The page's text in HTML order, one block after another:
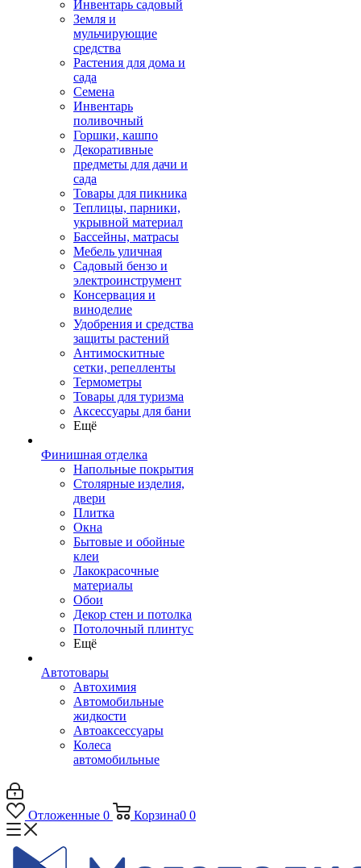
Инвентарь садовый
Земля и
мульчирующие
средства
Растения для дома и
сада
Семена
Инвентарь
поливочный
Горшки, кашпо
Декоративные
предметы для дачи и
сада
Товары для пикника
Теплицы, парники,
укрывной материал
Бассейны, матрасы
Мебель уличная
Садовый бензо и
электроинструмент
Консервация и
виноделие
Удобрения и средства
защиты растений
Антимоскитные
сетки, репелленты
Термометры
Товары для туризма
Аксессуары для бани
Ещё
Финишная отделка
Напольные покрытия
Столярные изделия,
двери
Плитка
Окна
Бытовые и обойные
клеи
Лакокрасочные
материалы
Обои
Декор стен и потолка
Потолочный плинтус
Ещё
Автотовары
Автохимия
Автомобильные
жидкости
Автоаксессуары
Колеса
автомобильные
Отложенные 0 Корзина0 0